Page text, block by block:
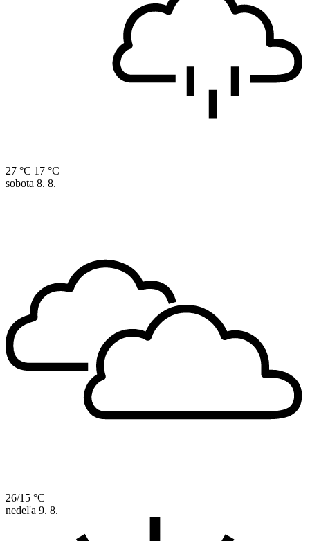
27 °C 17 °C
sobota 8. 8.
26/15 °C
nedeľa 9. 8.